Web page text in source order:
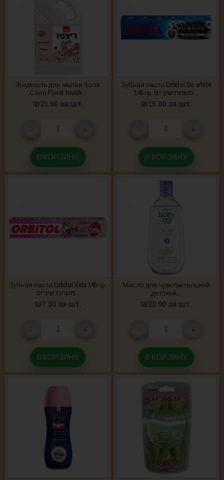
Жидкость для мытья пола
Сано Floral touch...
₪21.90 за шт.
В КОРЗИНУ
Зубная паста Orbitol Go white
145 гр. משחת שיניים...
₪15.90 за шт.
В КОРЗИНУ
Зубная паста Orbitol Kids 145 гр.
משחת שיניים...
₪7.90 за шт.
В КОРЗИНУ
Масло для чувствительной
детской...
₪22.90 за шт.
В КОРЗИНУ